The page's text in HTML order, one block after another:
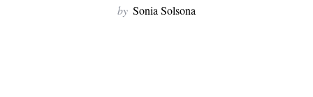
by Sonia Solsona